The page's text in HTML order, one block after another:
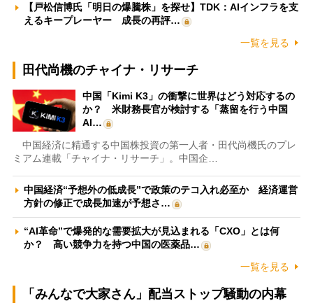
【戸松信博氏「明日の爆騰株」を探せ】TDK：AIインフラを支
えるキープレーヤー 成長の再評…
一覧を見る
田代尚機のチャイナ・リサーチ
中国「Kimi K3」の衝撃に世界はどう対応するの
か？ 米財務長官が検討する「蒸留を行う中国
AI…
中国経済に精通する中国株投資の第一人者・田代尚機氏のプレ
ミアム連載「チャイナ・リサーチ」。中国企…
中国経済“予想外の低成長”で政策のテコ入れ必至か 経済運営
方針の修正で成長加速が予想さ…
“AI革命”で爆発的な需要拡大が見込まれる「CXO」とは何
か？ 高い競争力を持つ中国の医薬品…
一覧を見る
「みんなで大家さん」配当ストップ騒動の内幕